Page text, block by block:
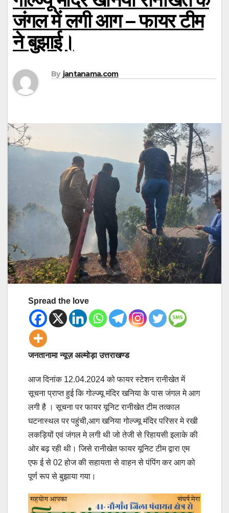
जंगल में लगी आग – फायर टीम
ने बुझाई।
By jantanama.com
Spread the love
जनतानामा न्यूज़ अल्मोड़ा उत्तराखण्ड
आज दिनांक 12.04.2024 को फायर स्टेशन रानीखेत में
सूचना प्राप्त हुई कि गोल्ज्यू मंदिर खनिया के पास जंगल मे आग
लगी है । सूचना पर फायर यूनिट रानीखेत टीम तत्काल
घटनास्थल पर पहुंची,आग खनिया गोल्ज्यू मंदिर परिसर मे रखी
लकड़ियों एवं जंगल मे लगी थी जो तेजी से रिहायसी इलाके की
ओर बढ़ रही थी। जिसे रानीखेत फायर यूनिट टीम द्वारा एम
एफ ई से 02 होज की सहायता से वाहन से पंपिंग कर आग को
पूर्ण रूप से बुझाया गया।